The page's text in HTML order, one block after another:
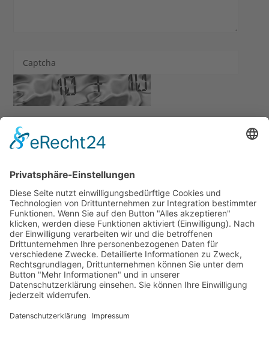
Captcha
Ich habe die
genommen. Ich stimme zu, dass meine Angaben und Daten
und gespeichert werden.